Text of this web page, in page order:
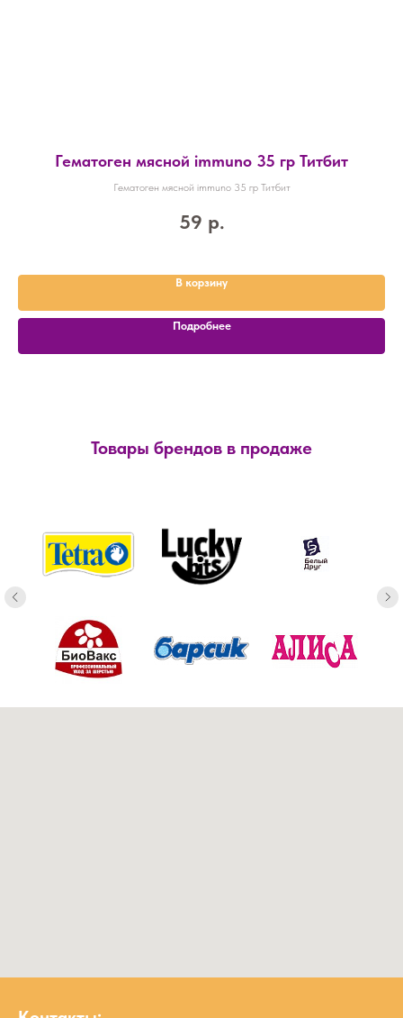
Гематоген мясной immuno 35 гр Титбит
Гематоген мясной immuno 35 гр Титбит
59 р.
В корзину
Подробнее
Товары брендов в продаже